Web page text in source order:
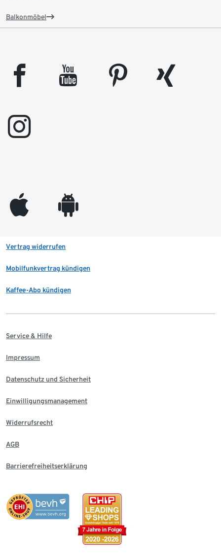
Balkonmöbel
facebook youtube pinterest
xing
instagram
appleinc android
Vertrag widerrufen
Mobilfunkvertrag kündigen
Kaffee-Abo kündigen
Service & Hilfe
Impressum
Datenschutz und Sicherheit
Einwilligungsmanagement
Widerrufsrecht
AGB
Barrierefreiheitserklärung